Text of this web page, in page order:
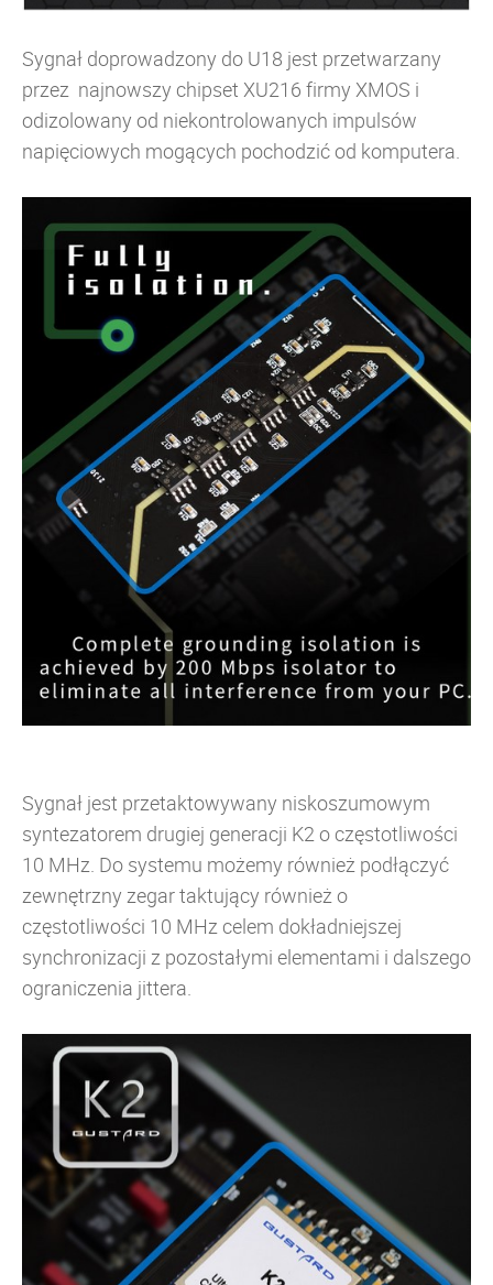
Sygnał doprowadzony do U18 jest przetwarzany
przez najnowszy chipset XU216 firmy XMOS i
odizolowany od niekontrolowanych impulsów
napięciowych mogących pochodzić od komputera.
Sygnał jest przetaktowywany niskoszumowym
syntezatorem drugiej generacji K2 o częstotliwości
10 MHz. Do systemu możemy również podłączyć
zewnętrzny zegar taktujący również o
częstotliwości 10 MHz celem dokładniejszej
synchronizacji z pozostałymi elementami i dalszego
ograniczenia jittera.